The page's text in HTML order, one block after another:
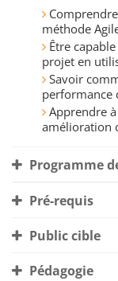
méthode
Être
projet en
Savoir
performance
Apprendre
amélioration
Programme
Pré-requis
Public cible
Pédagogie